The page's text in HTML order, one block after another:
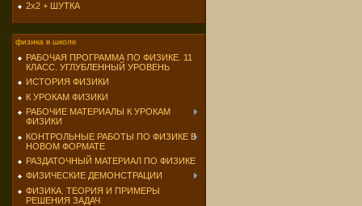
2х2 + ШУТКА
физика в школе
РАБОЧАЯ ПРОГРАММА ПО ФИЗИКЕ. 11
КЛАСС. УГЛУБЛЕННЫЙ УРОВЕНЬ
ИСТОРИЯ ФИЗИКИ
К УРОКАМ ФИЗИКИ
РАБОЧИЕ МАТЕРИАЛЫ К УРОКАМ
ФИЗИКИ
КОНТРОЛЬНЫЕ РАБОТЫ ПО ФИЗИКЕ В
НОВОМ ФОРМАТЕ
РАЗДАТОЧНЫЙ МАТЕРИАЛ ПО ФИЗИКЕ
ФИЗИЧЕСКИЕ ДЕМОНСТРАЦИИ
ФИЗИКА. ТЕОРИЯ И ПРИМЕРЫ
РЕШЕНИЯ ЗАДАЧ